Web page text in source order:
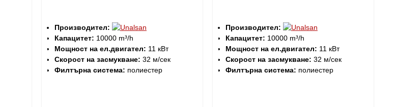
Производител:
Капацитет: 10000 m³/h
Мощност на ел.двигател: 11 кВт
Скорост на засмукване: 32 м/сек
Филтърна система: полиестер
Производител:
Капацитет: 10000 m³/h
Мощност на ел.двигател: 11 кВт
Скорост на засмукване: 32 м/сек
Филтърна система: полиестер